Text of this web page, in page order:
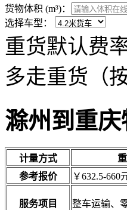
货物体积 (m³)：
选择车型：
重货默认费
多走重货（
滁州到重
计量方式
参考报价
￥632.5-660
服务项目 整车运输、